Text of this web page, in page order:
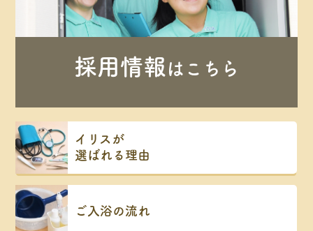
採用情報 はこちら
イリスが
選ばれる理由
ご入浴の流れ